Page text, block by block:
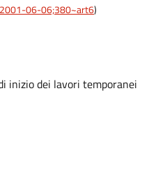
06-06;380~art6)
inizio dei lavori temporanei